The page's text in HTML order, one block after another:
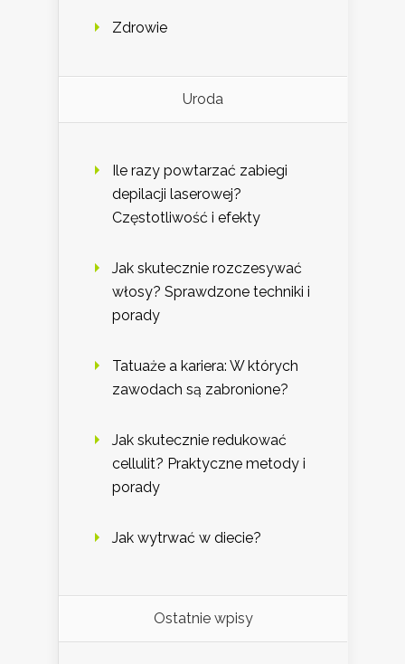
Zdrowie
Uroda
Ile razy powtarzać zabiegi
depilacji laserowej?
Częstotliwość i efekty
Jak skutecznie rozczesywać
włosy? Sprawdzone techniki i
porady
Tatuaże a kariera: W których
zawodach są zabronione?
Jak skutecznie redukować
cellulit? Praktyczne metody i
porady
Jak wytrwać w diecie?
Ostatnie wpisy